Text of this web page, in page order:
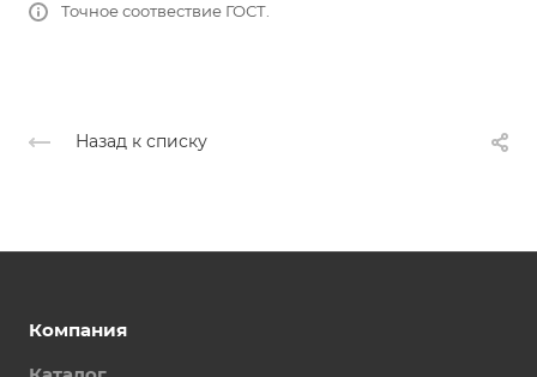
Точное соотвествие ГОСТ.
Назад к списку
Компания